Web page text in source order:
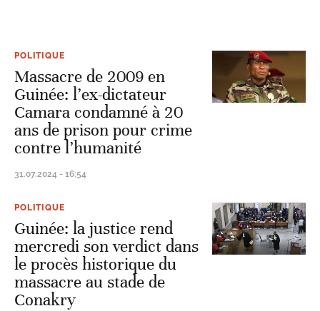
POLITIQUE
Massacre de 2009 en
Guinée: l’ex-dictateur
Camara condamné à 20
ans de prison pour crime
contre l’humanité
31.07.2024 - 16:54
POLITIQUE
Guinée: la justice rend
mercredi son verdict dans
le procès historique du
massacre au stade de
Conakry